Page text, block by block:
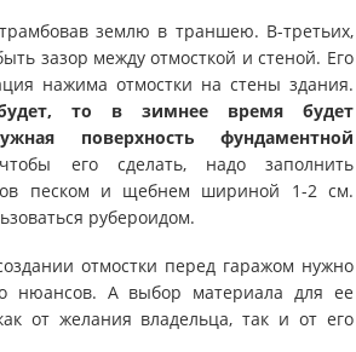
землю в траншею. В-третьих,
зазор между отмосткой и стеной. Его
нажима отмостки на стены здания.
то в зимнее время будет
поверхность фундаментной
его сделать, надо заполнить
песком и щебнем шириной 1-2 см.
рубероидом.
отмостки перед гаражом нужно
нюансов. А выбор материала для ее
от желания владельца, так и от его